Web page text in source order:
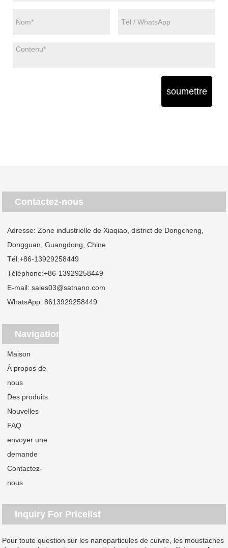
soumettre
Contactez-nous
Adresse: Zone industrielle de Xiaqiao, district de Dongcheng,
Dongguan, Guangdong, Chine
Tél:+86-13929258449
Téléphone:+86-13929258449
E-mail:sales03@satnano.com
WhatsApp:8613929258449
Navigation
Maison
À propos de
nous
Des produits
Nouvelles
FAQ
envoyer une
demande
Contactez-
nous
Inquiry For Pricelist
Pour toute question sur les nanoparticules de cuivre, les moustaches